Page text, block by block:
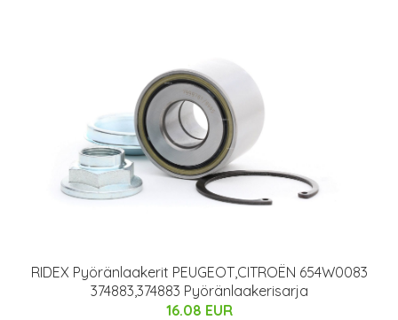
RIDEX Pyöränlaakerit PEUGEOT,CITROËN 654W0083
374883,374883 Pyöränlaakerisarja
16.08 EUR